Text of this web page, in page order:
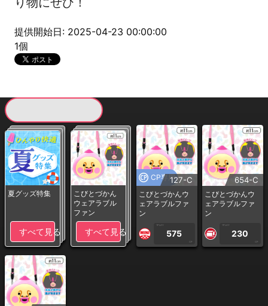
提供開始日: 2025-04-23 00:00:00
1個
夏グッズ特集
すべて見る
こびとづかん
ウェアラブル
ファン
すべて見る
CP専用127-C
こびとづかんウ
ェアラブルファ
ン
1PLAY
575
CP
654-C
こびとづかんウ
ェアラブルファ
ン
1PLAY
230
CP